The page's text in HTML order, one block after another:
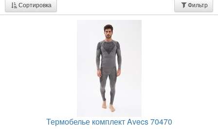
Сортировка Фильтр
Термобелье комплект Avecs 70470